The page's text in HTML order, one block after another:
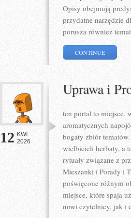
Opisy obejmują
przydatne narzędzie
porusza również
CONTINUE
12 KWI
2026
Uprawa i
ten portal to miejsce,
aromatycznych
bogaty zbiór
wielbicieli herbaty, a
rytuały związane z
Mieszanki i Porady i
poświęcone różnym
miejsce, które spaja
nowi czytelnicy, jak i